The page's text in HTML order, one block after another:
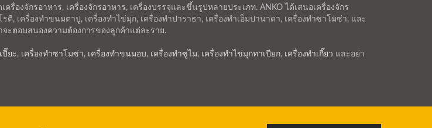
รื่องจักรอาหาร, เครื่องจักรอาหาร, เครื่องบรรจุและขึ้นรูปหลายประเภท. ANKO ได้เสนอเครื่องจักร
, เครื่องทำขนมตาปู, เครื่องทำไข่มุก, เครื่องทำปาราธา, เครื่องทำเอ็มปานาดา, เครื่องทำซาโมซ่า, และ
ะตอบสนองความต้องการของลูกค้าแต่ละราย.
ปี๊ยะ , เครื่องทำซาโมซ่า, เครื่องทำขนมอบ, เครื่องทำซูไม, เครื่องทำไข่มุกทาเปียก, เครื่องทำเกี๊ยว และอย่า